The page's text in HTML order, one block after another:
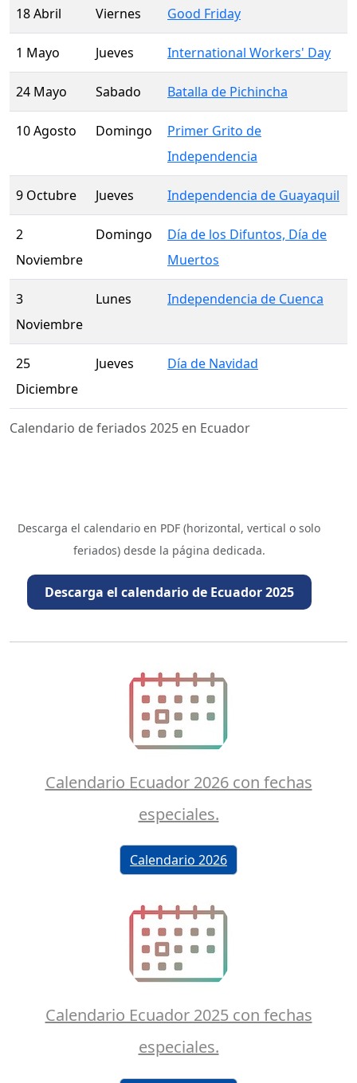
Calendario de feriados 2025 en Ecuador
18 Abril Viernes Good Friday
1 Mayo Jueves International Workers' Day
24 Mayo Sabado Batalla de Pichincha
10 Agosto Domingo
Primer Grito de
Independencia
9 Octubre Jueves Independencia de Guayaquil
2
Noviembre
Domingo
Día de los Difuntos, Día de
Muertos
3
Noviembre
Lunes Independencia de Cuenca
25
Diciembre
Jueves Día de Navidad
Descarga el calendario en PDF (horizontal, vertical o solo
feriados) desde la página dedicada.
Descarga el calendario de Ecuador 2025
Calendario Ecuador 2026 con fechas
especiales.
Calendario 2026
Calendario Ecuador 2025 con fechas
especiales.